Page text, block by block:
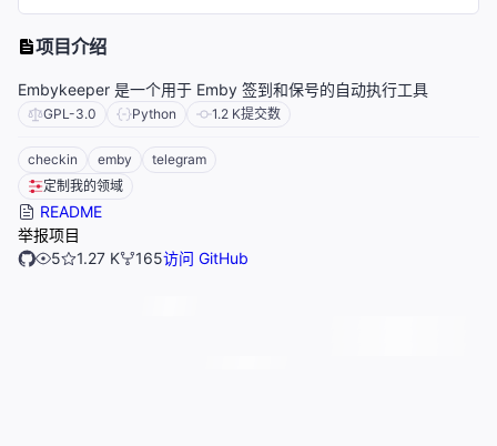
项目介绍
Embykeeper 是一个用于 Emby 签到和保号的自动执行工具
GPL-3.0 Python 1.2 K提交数
checkin emby
telegram
定制我的领域
README
举报项目
5
1.27 K 165访问 GitHub